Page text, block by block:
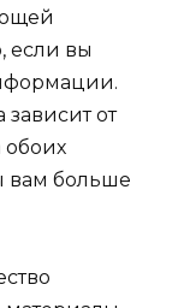
если вы
от
обоих
вам больше